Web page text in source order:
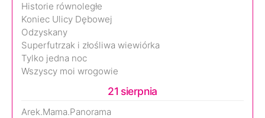
Historie równoległe
Koniec Ulicy Dębowej
Odzyskany
Superfutrzak i złośliwa wiewiórka
Tylko jedna noc
Wszyscy moi wrogowie
21 sierpnia
Arek.Mama.Panorama